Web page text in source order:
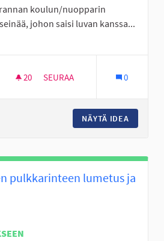
koulun/nuopparin
johon saisi luvan kanssa...
mukaan: Itäinen Seinäjoki
20 20 SEURAAJAA
SEURAA 0
NÄYTÄ IDEA
pulkkarinteen lumetus ja